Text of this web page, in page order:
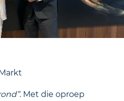
Markt
. Met die oproep